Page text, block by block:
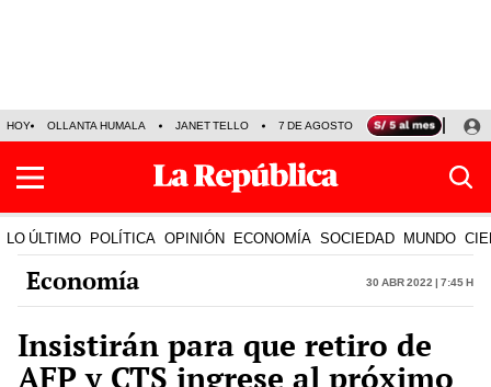
HOY OLLANTA HUMALA JANET TELLO 7 DE AGOSTO TINKA RESULTADOS
LO ÚLTIMO POLÍTICA OPINIÓN ECONOMÍA SOCIEDAD MUNDO
Economía 30 Abr 2022 | 7:45 h
Insistirán para que retiro de
AFP y CTS ingrese al próximo